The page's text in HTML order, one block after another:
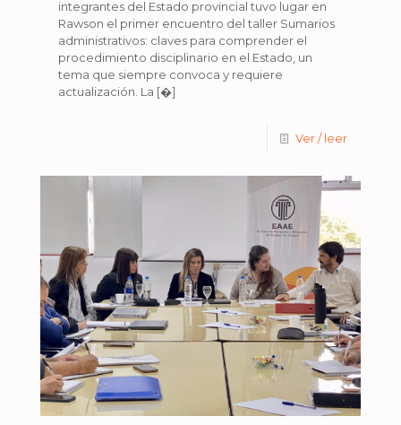
integrantes del Estado provincial tuvo lugar en
Rawson el primer encuentro del taller Sumarios
administrativos: claves para comprender el
procedimiento disciplinario en el Estado, un
tema que siempre convoca y requiere
actualización. La [�]
Ver / leer